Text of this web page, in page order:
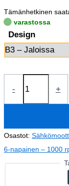
Tämänhetkinen
varastossa
Design
-
0,25kW
(400V-
870
rpm)
määrä
+
Osastot:
6-napainen – 1000